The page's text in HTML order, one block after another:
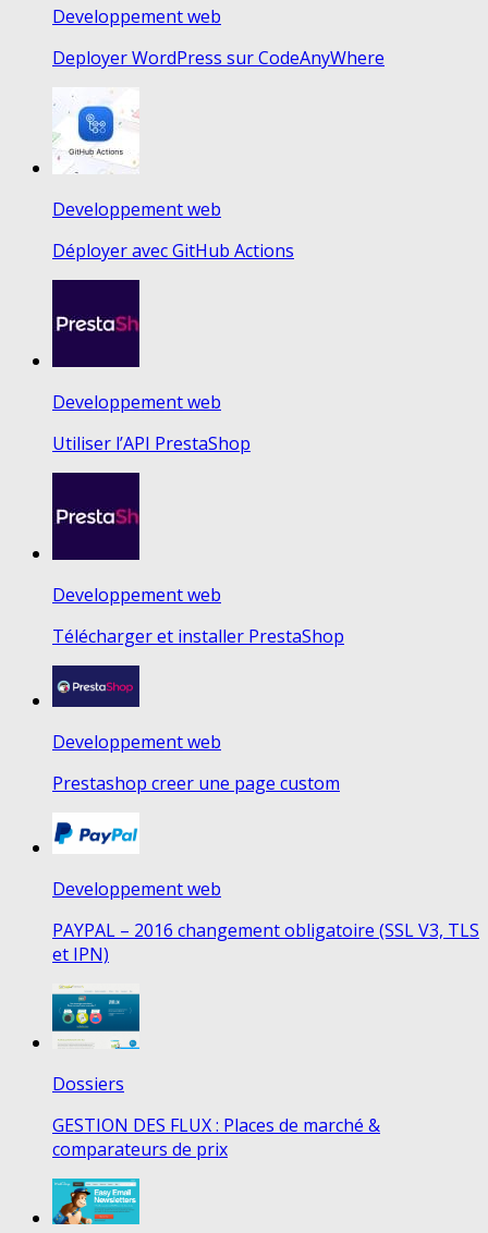
Developpement web
Deployer WordPress sur CodeAnyWhere
Developpement web
Déployer avec GitHub Actions
Developpement web
Utiliser l’API PrestaShop
Developpement web
Télécharger et installer PrestaShop
Developpement web
Prestashop creer une page custom
Developpement web
PAYPAL – 2016 changement obligatoire (SSL V3, TLS
et IPN)
Dossiers
GESTION DES FLUX : Places de marché &
comparateurs de prix